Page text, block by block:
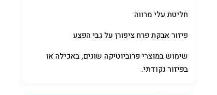
חליטת עלי מרווה
פיזור אבקת פרח ציפורן על גבי הפצע
שימוש במוצרי פרוביוטיקה שונים, באכילה או
בפיזור נקודתי.